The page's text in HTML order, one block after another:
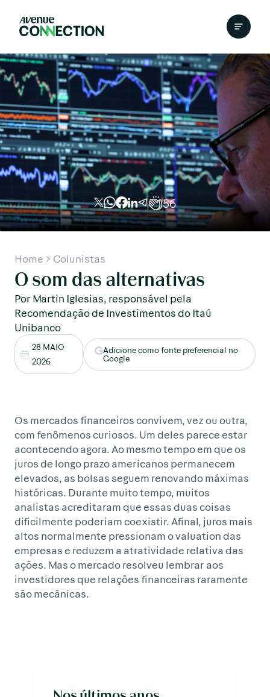
56
Home Colunistas
O som das alternativas
Por Martin Iglesias, responsável pela
Recomendação de Investimentos do Itaú
Unibanco
28 MAIO
2026
Adicione como fonte preferencial no
Google
Os mercados financeiros convivem, vez ou outra,
com fenômenos curiosos. Um deles parece estar
acontecendo agora. Ao mesmo tempo em que os
juros de longo prazo americanos permanecem
elevados, as bolsas seguem renovando máximas
históricas. Durante muito tempo, muitos
analistas acreditaram que essas duas coisas
dificilmente poderiam coexistir. Afinal, juros mais
altos normalmente pressionam o valuation das
empresas e reduzem a atratividade relativa das
ações. Mas o mercado resolveu lembrar aos
investidores que relações financeiras raramente
são mecânicas.